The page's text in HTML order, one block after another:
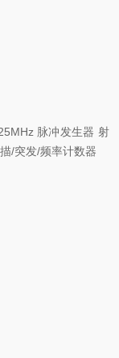
脉冲发生器 射
/突发/频率计数器